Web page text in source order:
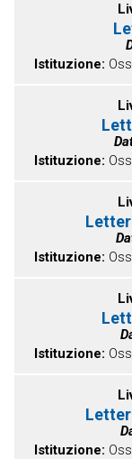
Istituzione
Istituzione
Istituzione
Istituzione
Istituzione